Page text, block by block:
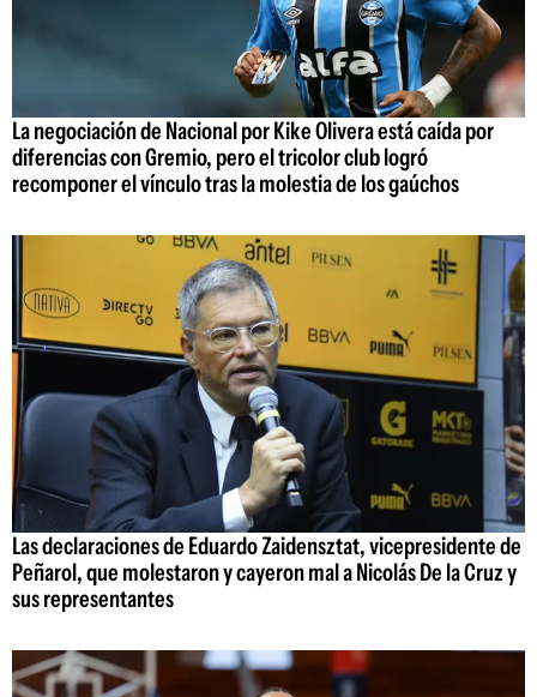
La negociación de Nacional por Kike Olivera está caída por
diferencias con Gremio, pero el tricolor club logró
recomponer el vínculo tras la molestia de los gaúchos
Las declaraciones de Eduardo Zaidensztat, vicepresidente de
Peñarol, que molestaron y cayeron mal a Nicolás De la Cruz y
sus representantes